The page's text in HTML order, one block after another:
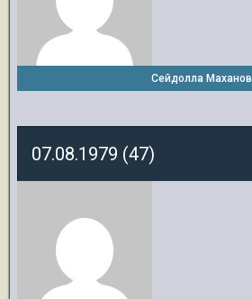
Сейдолла Маханов
07.08.1979 (47)